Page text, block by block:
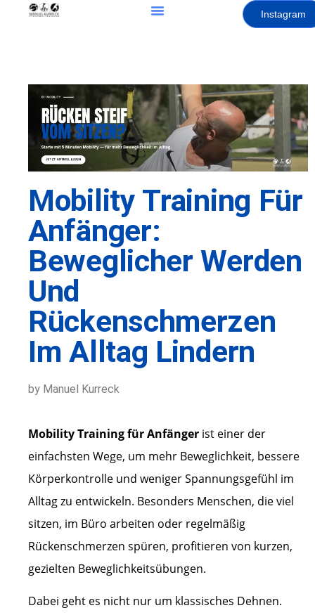
Instagram
Mobility Training Für
Anfänger:
Beweglicher Werden
Und
Rückenschmerzen
Im Alltag Lindern
by Manuel Kurreck
Mobility Training für Anfänger ist einer der
einfachsten Wege, um mehr Beweglichkeit, bessere
Körperkontrolle und weniger Spannungsgefühl im
Alltag zu entwickeln. Besonders Menschen, die viel
sitzen, im Büro arbeiten oder regelmäßig
Rückenschmerzen spüren, profitieren von kurzen,
gezielten Beweglichkeitsübungen.
Dabei geht es nicht nur um klassisches Dehnen.